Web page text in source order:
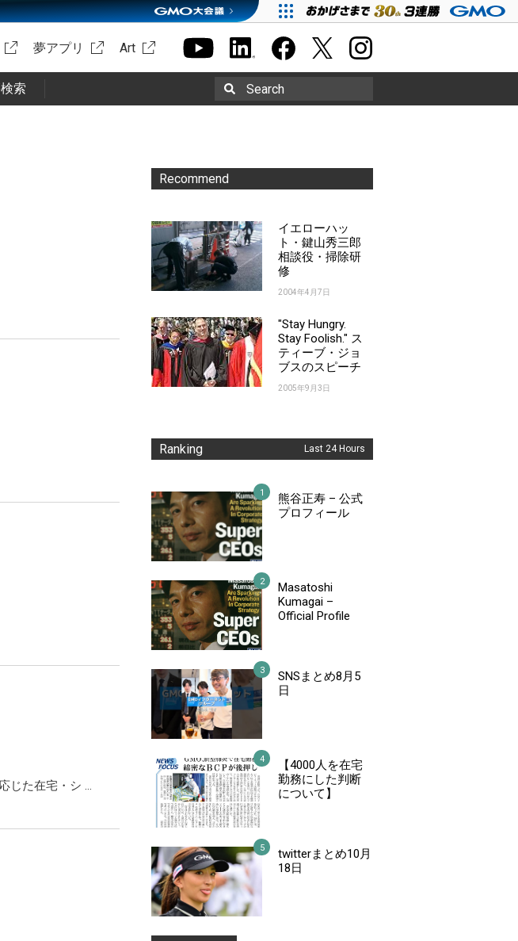
夢アプリ Art
索 Search
じた在宅・シ …
Recommend
イエローハッ
ト・鍵山秀三郎
相談役・掃除研
修
2004年4月7日
"Stay Hungry.
Stay Foolish." ス
ティーブ・ジョ
ブスのスピーチ
2005年9月3日
Ranking Last 24 Hours
熊谷正寿 – 公式
プロフィール
Masatoshi
Kumagai –
Official Profile
SNSまとめ8月5
日
【4000人を在宅
勤務にした判断
について】
twitterまとめ10月
18日